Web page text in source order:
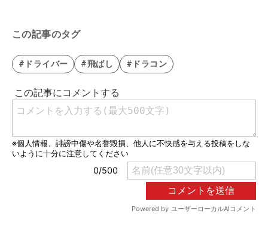
この記事のタグ
#ドライバー #飛ばし #ドラコン